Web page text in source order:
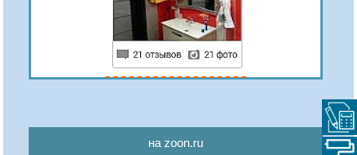
на zoon.ru